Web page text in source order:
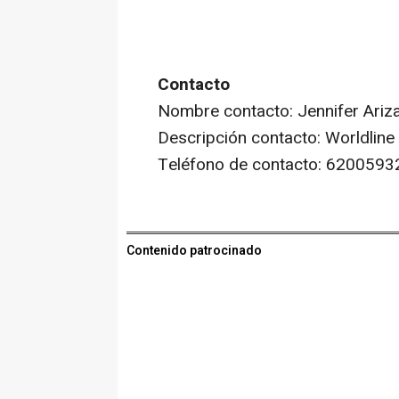
Contacto
Nombre contacto: Jennifer
Descripción contacto: Worldline
Teléfono de contacto:
Contenido patrocinado